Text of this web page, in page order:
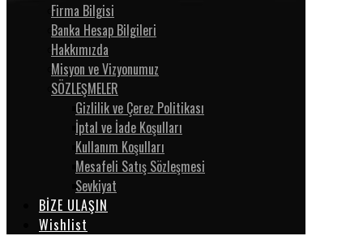
Firma Bilgisi
Banka Hesap Bilgileri
Hakkımızda
Misyon ve Vizyonumuz
SÖZLEŞMELER
Gizlilik ve Çerez Politikası
İptal ve İade Koşulları
Kullanım Koşulları
Mesafeli Satış Sözleşmesi
Sevkiyat
BİZE ULAŞIN
Wishlist